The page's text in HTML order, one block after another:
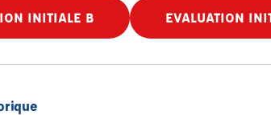
INITIALE B EVALUATION